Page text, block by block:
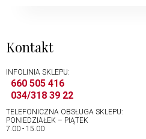
Kontakt
INFOLINIA SKLEPU:
660 505 416
034/318 39 22
TELEFONICZNA OBSŁUGA SKLEPU:
PONIEDZIAŁEK – PIĄTEK
7.00 - 15.00